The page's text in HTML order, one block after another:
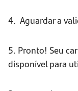
4. Aguardar a
5. Pronto! Seu
disponível para